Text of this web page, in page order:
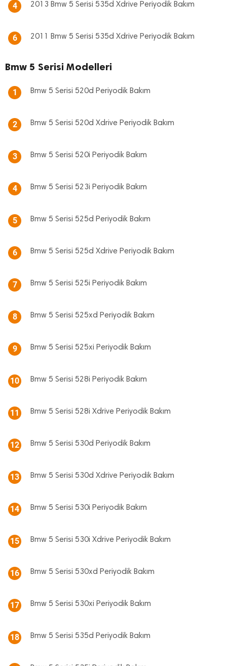
4 2013 Bmw 5 Serisi 535d Xdrive Periyodik Bakım
6 2011 Bmw 5 Serisi 535d Xdrive Periyodik Bakım
Bmw 5 Serisi Modelleri
1 Bmw 5 Serisi 520d Periyodik Bakım
2 Bmw 5 Serisi 520d Xdrive Periyodik Bakım
3 Bmw 5 Serisi 520i Periyodik Bakım
4 Bmw 5 Serisi 523i Periyodik Bakım
5 Bmw 5 Serisi 525d Periyodik Bakım
6 Bmw 5 Serisi 525d Xdrive Periyodik Bakım
7 Bmw 5 Serisi 525i Periyodik Bakım
8 Bmw 5 Serisi 525xd Periyodik Bakım
9 Bmw 5 Serisi 525xi Periyodik Bakım
10 Bmw 5 Serisi 528i Periyodik Bakım
11 Bmw 5 Serisi 528i Xdrive Periyodik Bakım
12 Bmw 5 Serisi 530d Periyodik Bakım
13 Bmw 5 Serisi 530d Xdrive Periyodik Bakım
14 Bmw 5 Serisi 530i Periyodik Bakım
15 Bmw 5 Serisi 530i Xdrive Periyodik Bakım
16 Bmw 5 Serisi 530xd Periyodik Bakım
17 Bmw 5 Serisi 530xi Periyodik Bakım
18 Bmw 5 Serisi 535d Periyodik Bakım